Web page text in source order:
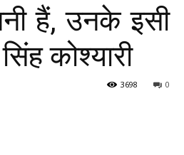
हैं, उनके इसी
कोश्यारी
0
3698